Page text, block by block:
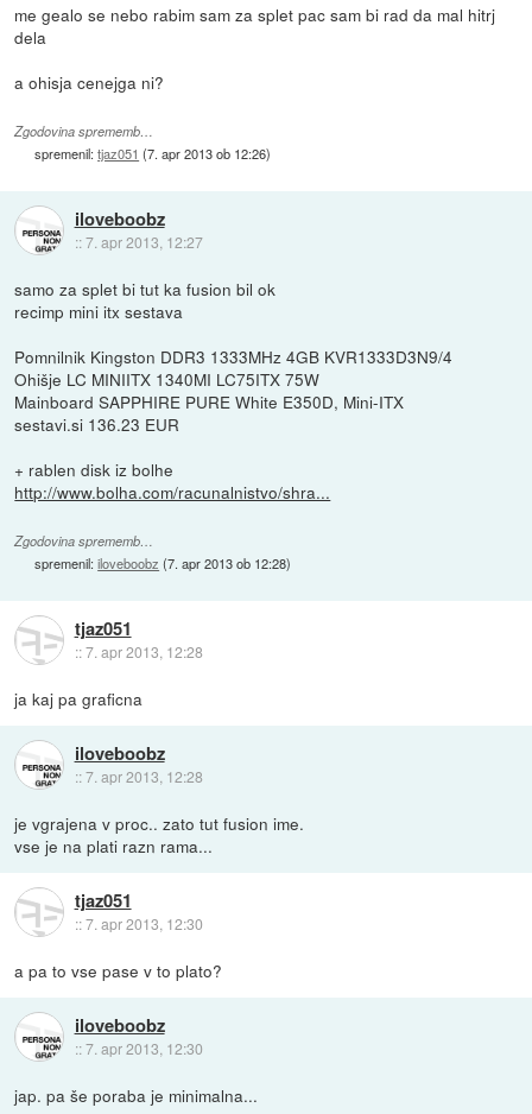
me gealo se nebo rabim sam za splet pac sam bi rad da mal hitrj
dela
a ohisja cenejga ni?
Zgodovina sprememb…
spremenil:tjaz051 (7. apr 2013 ob 12:26)
iloveboobz
::7. apr 2013, 12:27
samo za splet bi tut ka fusion bil ok
recimp mini itx sestava
Pomnilnik Kingston DDR3 1333MHz 4GB KVR1333D3N9/4
Ohišje LC MINIITX 1340MI LC75ITX 75W
Mainboard SAPPHIRE PURE White E350D, Mini-ITX
sestavi.si 136.23 EUR
+ rablen disk iz bolhe
http://www.bolha.com/racunalnistvo/shra...
Zgodovina sprememb…
spremenil:iloveboobz (7. apr 2013 ob 12:28)
tjaz051
::7. apr 2013, 12:28
ja kaj pa graficna
iloveboobz
::7. apr 2013, 12:28
je vgrajena v proc.. zato tut fusion ime.
vse je na plati razn rama...
tjaz051
::7. apr 2013, 12:30
a pa to vse pase v to plato?
iloveboobz
::7. apr 2013, 12:30
jap. pa še poraba je minimalna...